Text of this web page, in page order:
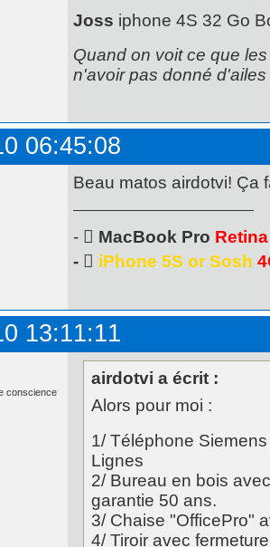
Joss iphone 4S 32 Go
Quand on voit ce que
n'avoir pas donné
06:45:08
Beau matos airdotvi! Ça
-  MacBook Pro Retina
-  iPhone 5S or Sosh
13:11:11
conscience
airdotvi a écrit :
Alors pour moi :
1/ Téléphone
Lignes
2/ Bureau en bois
garantie 50 ans.
3/ Chaise "OfficePro"
4/ Tiroir avec